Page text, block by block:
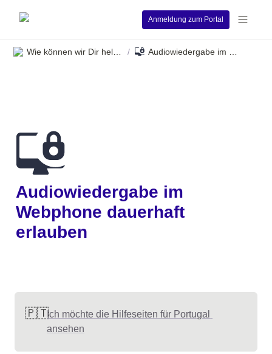
Anmeldung zum Portal
/
Audiowiedergabe im
Webphone dauerhaft
erlauben
🇵🇹Ich möchte die Hilfeseiten für Portugal
ansehen